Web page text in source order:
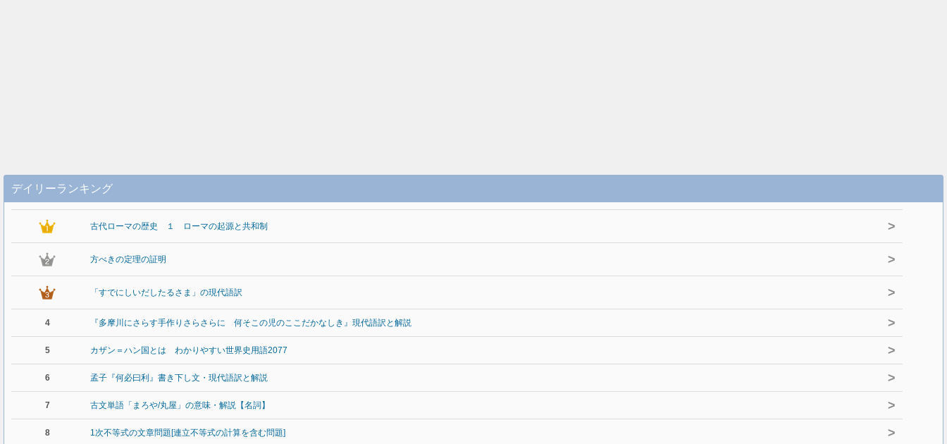
デイリーランキング
古代ローマの歴史 １ ローマの起源と共和制 >
方べきの定理の証明 >
「すでにしいだしたるさま」の現代語訳 >
4 『多摩川にさらす手作りさらさらに 何そこの児のここだかなしき』現代語訳と解説 >
5 カザン＝ハン国とは わかりやすい世界史用語2077 >
6 孟子『何必曰利』書き下し文・現代語訳と解説 >
7 古文単語「まろや/丸屋」の意味・解説【名詞】 >
8 1次不等式の文章問題[連立不等式の計算を含む問題] >